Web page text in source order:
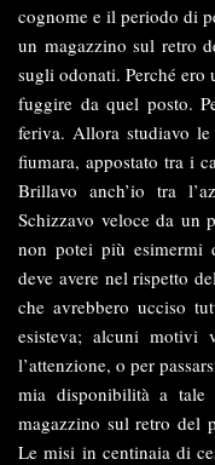
cognome e il periodo di
un magazzino sul retro
sugli odonati. Perché ero
fuggire da quel posto.
feriva. Allora studiavo
fiumara, appostato tra i
Brillavo anch’io tra
Schizzavo veloce da un
non potei più esimermi
deve avere nel rispetto
che avrebbero ucciso
esisteva; alcuni motivi
l’attenzione, o per
mia disponibilità a
magazzino sul retro del
Le misi in centinaia di